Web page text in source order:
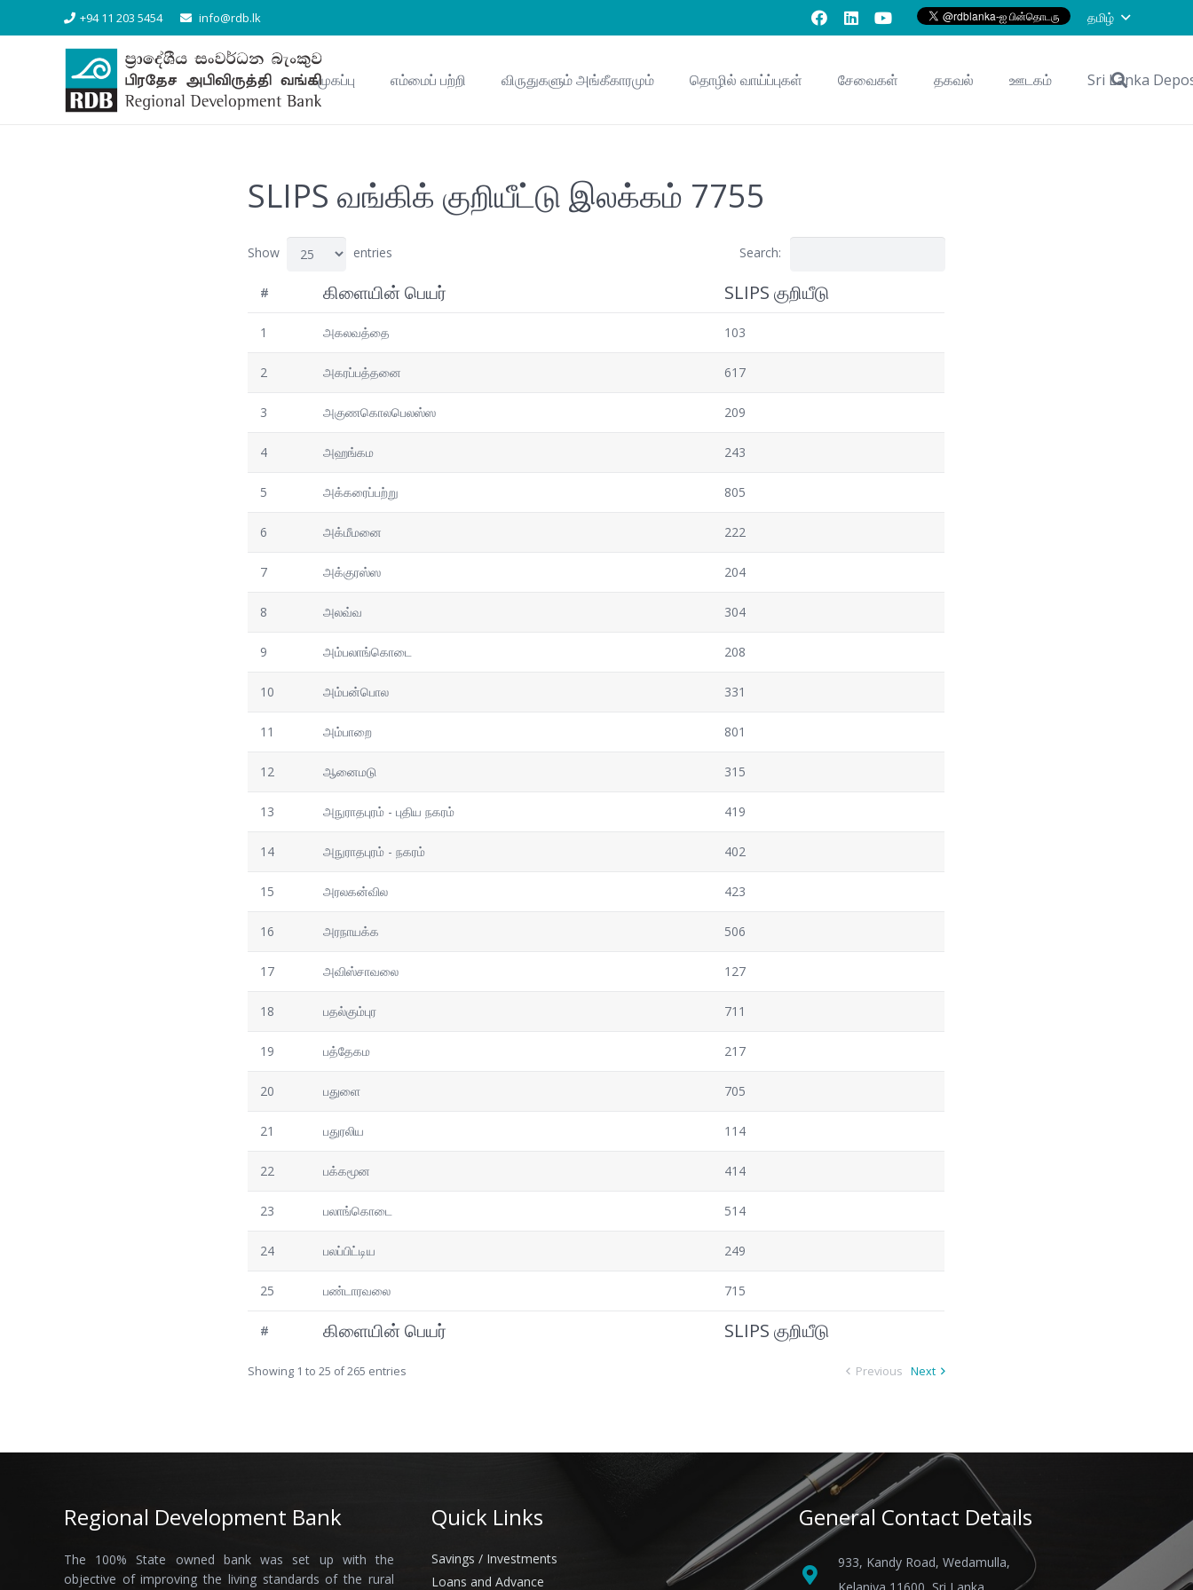
+94 11 203 5454 info@rdb.lk தமிழ்
முகப்பு எம்மைப் பற்றி விருதுகளும் அங்கீகாரமும் தொழில் வாய்ப்புகள் சேவைகள் தகவல் ஊடகம் Sri Lanka
SLIPS வங்கிக் குறியீட்டு இலக்கம் 7755
Show entries Search:
# கிளையின் பெயர் SLIPS குறியீடு
1 அகலவத்தை 103
2 அகரப்பத்தனை 617
3 அகுணகொலபெலஸ்ஸ 209
4 அஹங்கம 243
5 அக்கரைப்பற்று 805
6 அக்மீமனை 222
7 அக்குரஸ்ஸ 204
8 அலவ்வ 304
9 அம்பலாங்கொடை 208
10 அம்பன்பொல 331
11 அம்பாறை 801
12 ஆனைமடு 315
13 அநுராதபுரம் - புதிய நகரம் 419
14 அநுராதபுரம் - நகரம் 402
15 அரலகன்வில 423
16 அரநாயக்க 506
17 அவிஸ்சாவலை 127
18 பதல்கும்புர 711
19 பத்தேகம 217
20 பதுளை 705
21 பதுரலிய 114
22 பக்கமூன 414
23 பலாங்கொடை 514
24 பலப்பிட்டிய 249
25 பண்டாரவலை 715
# கிளையின் பெயர் SLIPS குறியீடு
Showing 1 to 25 of 265 entries Previous Next
Regional Development Bank
The 100% State owned bank was set up with the
objective of improving the living standards of the rural
Quick Links
Savings / Investments
Loans and Advance
General Contact Details
933, Kandy Road, Wedamulla,